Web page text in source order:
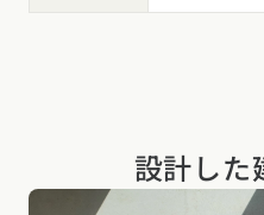
設計した